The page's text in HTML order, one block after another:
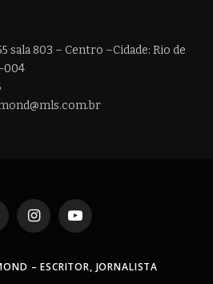
sala 803 – Centro –Cidade: Rio de
004
InstagramYouTube
– ESCRITOR, JORNALISTA